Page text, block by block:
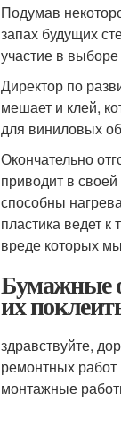
Подумав
запах будущих
участие в
Директор по
мешает и клей,
для виниловых
Окончательно
приводит в
способны
пластика ведет
вреде которых
Бумажные
их
здравствуйте,
ремонтных
монтажные